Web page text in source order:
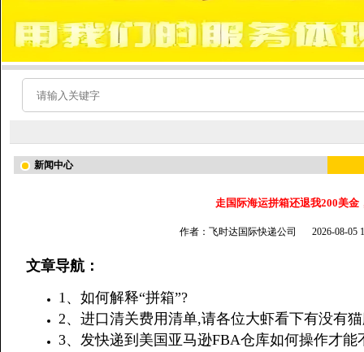
新闻中心
走国际海运拼箱还退我200美金
作者：飞时达国际快递公司 2026-08-05
文章导航：
1、如何解释“拼箱”?
2、进口清关费用清单,请各位大虾看下有没有
3、发快递到美国亚马逊FBA仓库如何操作才能